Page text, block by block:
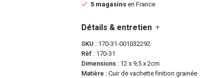
5 magasins en France
Détails & entretien
SKU
170-31-001032292
Rèf
170-31
Dimensions
12 x 9,5 x 2cm
Matière
Cuir de vachette finition grainée